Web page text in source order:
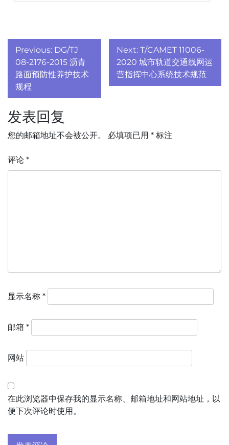
文
章
导
航
Previous: DG/TJ
08-2176-2015 沥青
路面预防性养护技术
规程
Next: T/CAMET 11006-
2020 城市轨道交通线网运
营指挥中心系统技术规范
发表回复
您的邮箱地址不会被公开。 必填项已用 * 标注
评论 *
显示名称 *
邮箱 *
网站
在此浏览器中保存我的显示名称、邮箱地址和网站地址，以
便下次评论时使用。